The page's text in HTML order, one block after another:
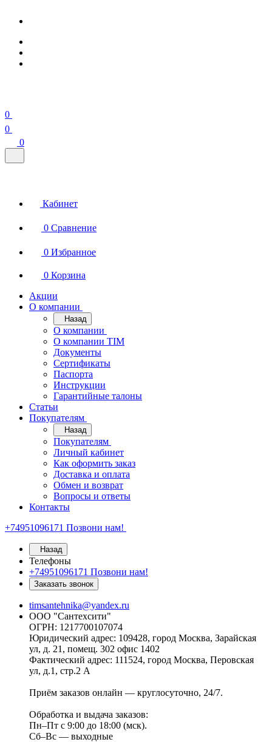
0
0
0
Кабинет
0 Сравнение
0 Избранное
0 Корзина
Акции
О компании
Назад
О компании
О компании TIM
Документы
Сертификаты
Паспорта
Инструкции
Гарантийные талоны
Статьи
Покупателям
Назад
Покупателям
Личный кабинет
Как оформить заказ
Доставка и оплата
Обмен и возврат
Вопросы и ответы
Контакты
+74951096171 Позвони нам!
Назад
Телефоны
+74951096171 Позвони нам!
Заказать звонок
timsantehnika@yandex.ru
ООО "Сантехсити"
ОГРН: 1217700107074
Юридический адрес: 109428, город Москва, Зарайская
ул, д. 21, помещ. 302 офис 1402
Фактический адрес: 111524, город Москва, Перовская
ул, д.1, стр.2 А
Приём заказов онлайн — круглосуточно, 24/7.
Обработка и выдача заказов:
Пн–Пт с 9:00 до 18:00 (мск).
Сб–Вс — выходные